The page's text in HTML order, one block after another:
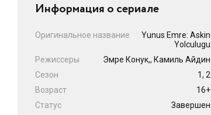
Информация о сериале
Оригинальное название
Yunus Emre: Askin
Yolculugu
Режиссеры
Эмре Конук,, Камиль Айдин
Сезон
1, 2
Возраст
16+
Статус
Завершен